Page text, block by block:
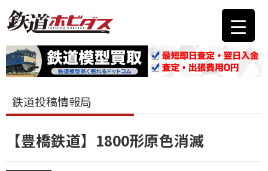
鉄道投稿情報局
【豊橋鉄道】1800形原色消滅